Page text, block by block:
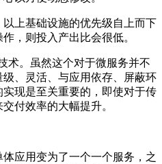
上基础设施的优先级自上而下
，则投入产出比会很低。
术。虽然这个对于微服务并不
、灵活、与应用依存、屏蔽环
现是至关重要的，即使对于传
付效率的大幅提升。
应用变为了一个一个服务，之